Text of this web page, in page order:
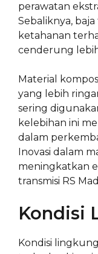
perawatan
Sebaliknya,
ketahanan
cenderung
Material
yang lebih
sering
kelebihan ini
dalam
Inovasi dalam
meningkatkan
transmisi RS
Kondisi
Kondisi